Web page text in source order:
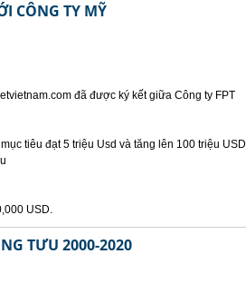
CÔNG TY MỸ
đã được ký kết giữa Công ty FPT
tiêu đạt 5 triệu Usd và tăng lên 100 triệu USD
USD.
TƯU 2000-2020